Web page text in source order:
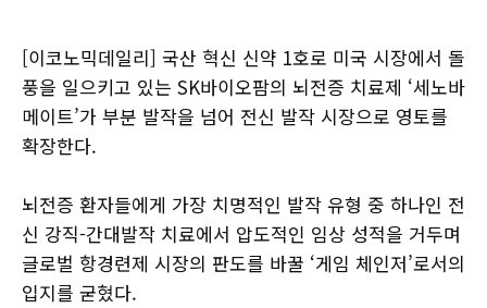
[이코노믹데일리] 국산 혁신 신약 1호로 미국 시장에서 돌
풍을 일으키고 있는 SK바이오팜의 뇌전증 치료제 ‘세노바
메이트’가 부분 발작을 넘어 전신 발작 시장으로 영토를
확장한다.
뇌전증 환자들에게 가장 치명적인 발작 유형 중 하나인 전
신 강직-간대발작 치료에서 압도적인 임상 성적을 거두며
글로벌 항경련제 시장의 판도를 바꿀 ‘게임 체인저’로서의
입지를 굳혔다.